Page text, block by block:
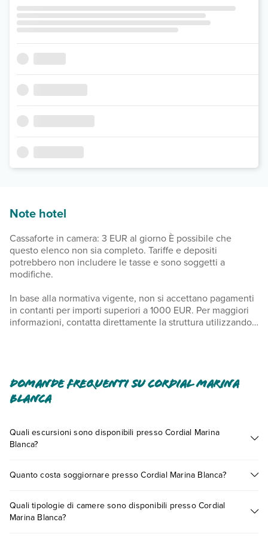
Note hotel
Cassaforte in camera: 3 EUR al giorno È possibile che
questo elenco non sia completo. Tariffe e depositi
potrebbero non includere le tasse e sono soggetti a
modifiche.
In base alla normativa vigente, non si accettano pagamenti
in contanti per importi superiori a 1000 EUR. Per maggiori
informazioni, contatta direttamente la struttura utilizzando i
Domande frequenti su Cordial Marina
Blanca
Quali escursioni sono disponibili presso Cordial Marina
Blanca?
presso Cordial Marina Blanca. Scoprile tutte nellasezione
0721.17231 o
prenotando un appuntamento
Quanto costa soggiornare presso Cordial Marina Blanca?
vari fattori (per es. date, condizioni dell'hotel, ecc). Per
consultare i prezzi, compila il motore di ricerca e scegli
Quali tipologie di camere sono disponibili presso Cordial
Marina Blanca?